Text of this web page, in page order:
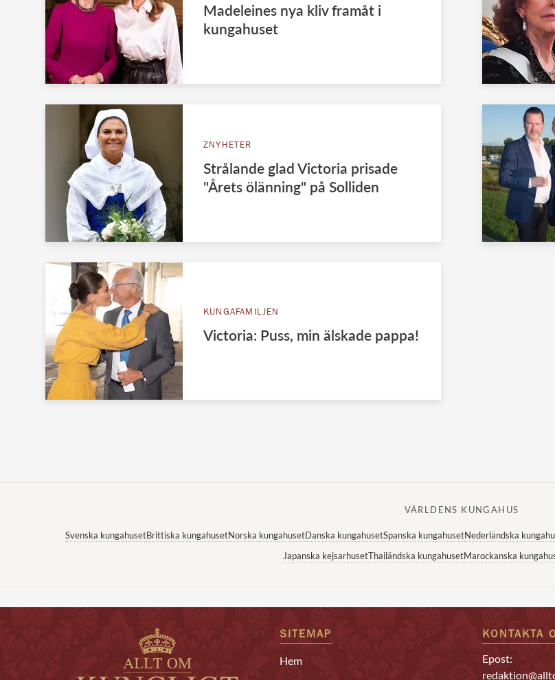
Madeleines nya kliv framåt i
kungahuset
ZNYHETER
Strålande glad Victoria prisade
"Årets ölänning" på Solliden
KUNGAFAMILJEN
Victoria: Puss, min älskade pappa!
VÄRLDENS KUNGAHUS
Svenska kungahusetBrittiska kungahusetNorska kungahusetDanska kungahusetSpanska kungahusetNederländska
Japanska kejsarhusetThailändska kungahusetMarockanska
SITEMAP
Hem
KONTAKTA
Epost: